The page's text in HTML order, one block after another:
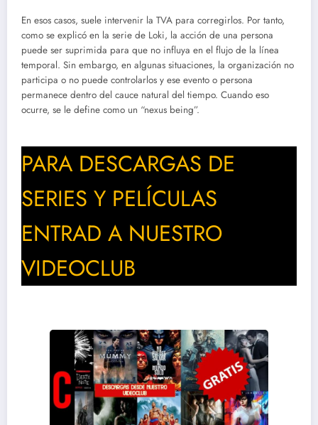
En esos casos, suele intervenir la TVA para corregirlos. Por tanto,
como se explicó en la serie de Loki, la acción de una persona
puede ser suprimida para que no influya en el flujo de la línea
temporal. Sin embargo, en algunas situaciones, la organización no
participa o no puede controlarlos y ese evento o persona
permanece dentro del cauce natural del tiempo. Cuando eso
ocurre, se le define como un “nexus being”.
PARA DESCARGAS DE
SERIES Y PELÍCULAS
ENTRAD A NUESTRO
VIDEOCLUB